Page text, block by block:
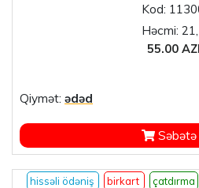
Kod:
Həcmi:
55.00
Qiymət: ədəd
hissəli ödəniş birkart çatdırma